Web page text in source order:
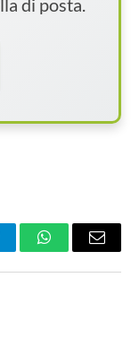
di posta.
WhatsAppEmail